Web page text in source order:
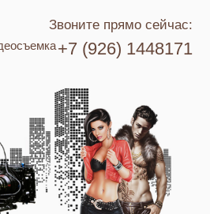
Звоните прямо сейчас:
+7 (926) 1448171